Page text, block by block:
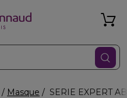
Masque SERIE EXPERT